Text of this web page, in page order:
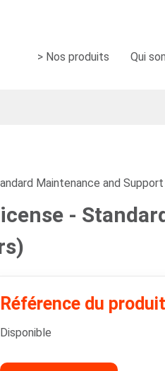
> Nos produits Qui
Maintenance and
-
Référence du
Disponible